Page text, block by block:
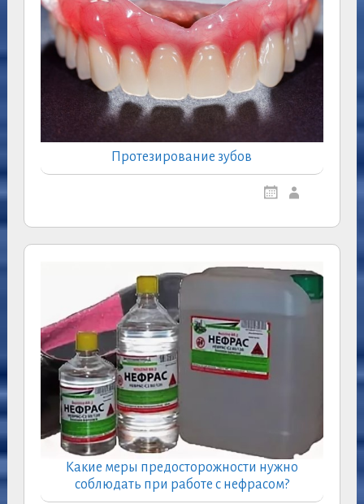
Протезирование зубов
Какие меры предосторожности нужно
соблюдать при работе с нефрасом?